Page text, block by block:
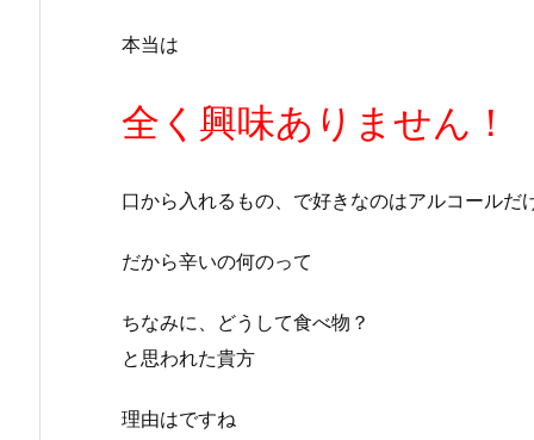
本当は
全く興味ありません！
口から入れるもの、で好きなのはアルコールだ
だから辛いの何のって
ちなみに、どうして食べ物？
と思われた貴方
理由はですね